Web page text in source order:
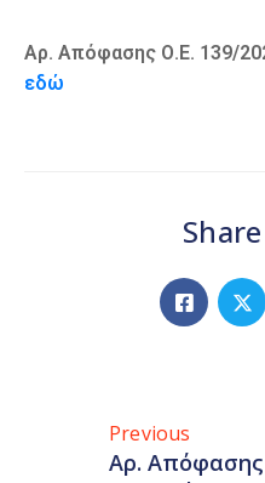
Αρ. Απόφασης Ο.Ε. 139/
εδώ
Previous
Αρ. Απόφασης